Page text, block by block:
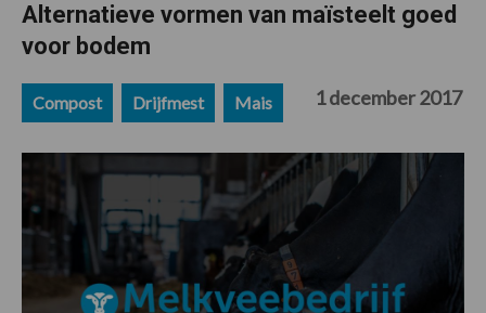
Alternatieve vormen van maïsteelt goed
voor bodem
Compost Drijfmest Mais 1 december 2017